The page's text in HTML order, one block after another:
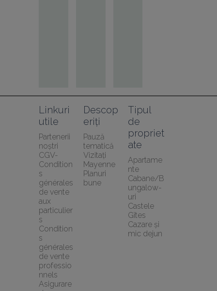
Linkuri
utile
Partenerii
noștri
CGV-
Condition
s
générales
de vente
aux
particulier
s
Condition
s
générales
de vente
professio
nnels
Asigurare
Descop
eriți
Pauză
tematică
Vizitați
Mayenne
Planuri
bune
Tipul
de
propriet
ate
Apartame
nte
Cabane/B
ungalow-
uri
Castele
Gîtes
Cazare și
mic dejun